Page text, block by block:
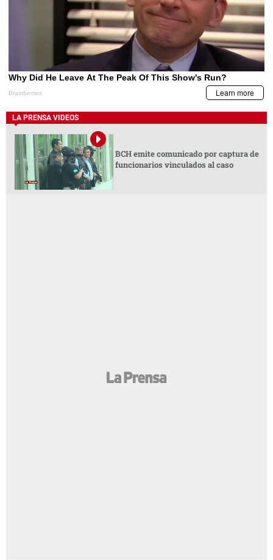
LA PRENSA VIDEOS
BCH emite comunicado por captura de
funcionarios vinculados al caso